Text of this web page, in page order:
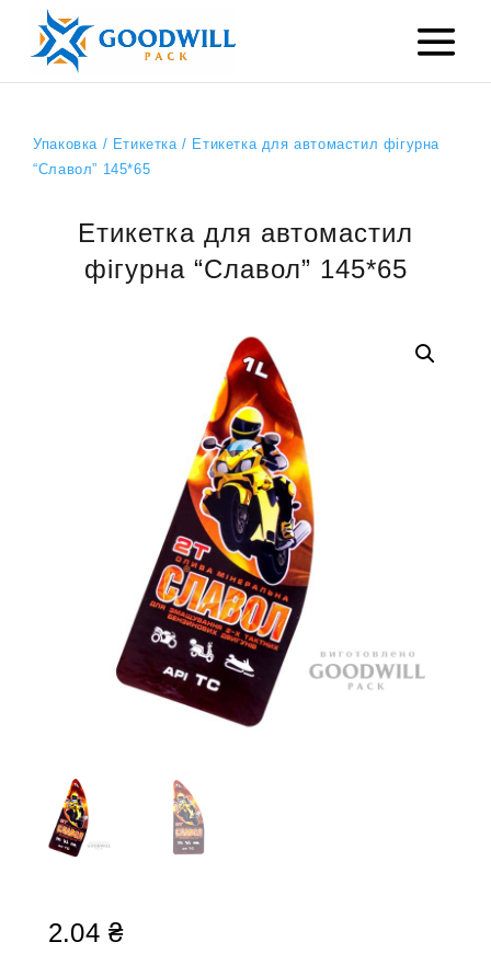
Упаковка/ Етикетка/ Етикетка для автомастил фігурна
“Славол” 145*65
Етикетка для автомастил
фігурна “Славол” 145*65
2.04 ₴